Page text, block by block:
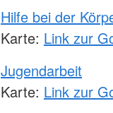
Hilfe bei der
Karte: Link zur
Jugendarbeit
Karte: Link zur